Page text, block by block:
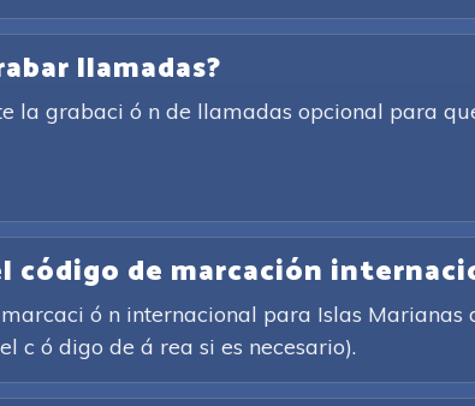
llamadas?
la grabaci ó n de llamadas opcional para
código de marcación
ó n internacional para Islas
c ó digo de á rea si es necesario).